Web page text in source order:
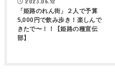
「姫路のれん街」２人で予算
5,000円で飲み歩き！楽しんで
きたで〜！！【姫路の種宣伝
部】